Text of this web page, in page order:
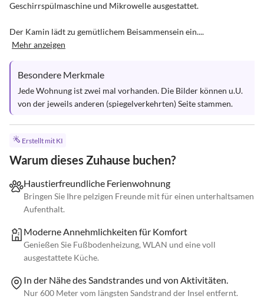
Geschirrspülmaschine und Mikrowelle ausgestattet.
Der Kamin lädt zu gemütlichem Beisammensein ein....
Mehr anzeigen
Besondere Merkmale
Jede Wohnung ist zwei mal vorhanden. Die Bilder können u.U.
von der jeweils anderen (spiegelverkehrten) Seite stammen.
Erstellt mit KI
Warum dieses Zuhause buchen?
Haustierfreundliche Ferienwohnung
Bringen Sie Ihre pelzigen Freunde mit für einen unterhaltsamen
Aufenthalt.
Moderne Annehmlichkeiten für Komfort
Genießen Sie Fußbodenheizung, WLAN und eine voll
ausgestattete Küche.
In der Nähe des Sandstrandes und von Aktivitäten.
Nur 600 Meter vom längsten Sandstrand der Insel entfernt.